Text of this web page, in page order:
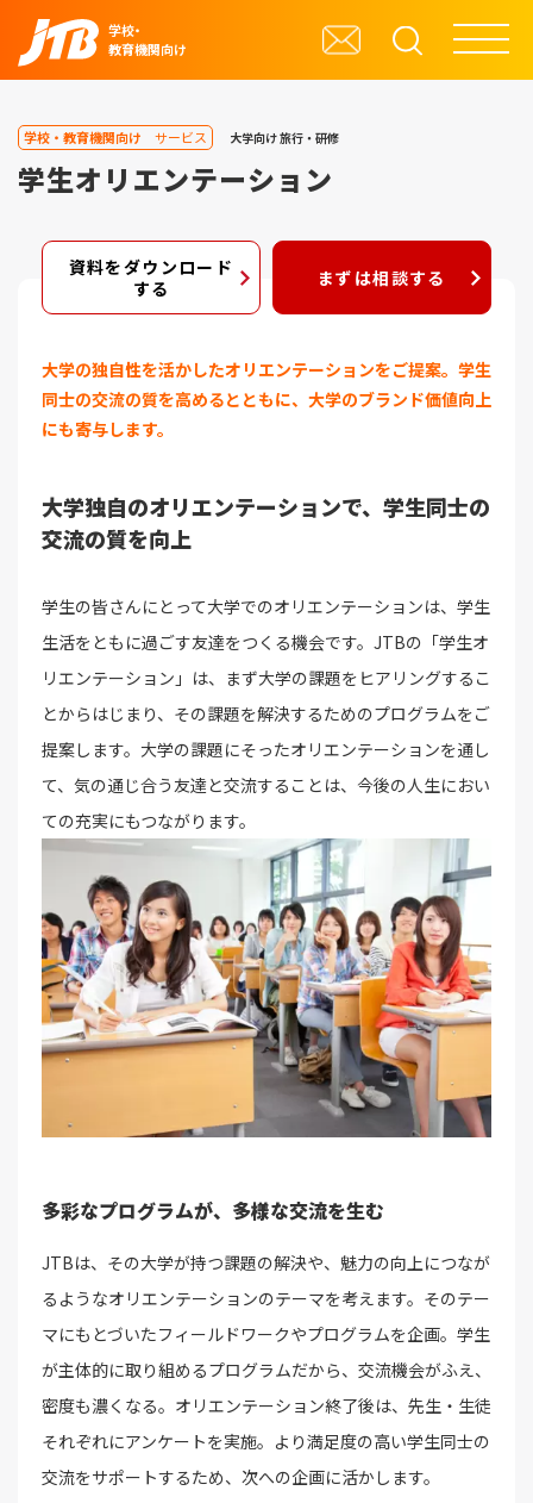
学校・
教育機関向け
学校・教育機関向け サービス 大学向け旅行・研修
学生オリエンテーション
資料をダウンロード
する
まずは相談する
大学の独自性を活かしたオリエンテーションをご提案。学生
同士の交流の質を高めるとともに、大学のブランド価値向上
にも寄与します。
大学独自のオリエンテーションで、学生同士の
交流の質を向上
学生の皆さんにとって大学でのオリエンテーションは、学生
生活をともに過ごす友達をつくる機会です。JTBの「学生オ
リエンテーション」は、まず大学の課題をヒアリングするこ
とからはじまり、その課題を解決するためのプログラムをご
提案します。大学の課題にそったオリエンテーションを通し
て、気の通じ合う友達と交流することは、今後の人生におい
ての充実にもつながります。
多彩なプログラムが、多様な交流を生む
JTBは、その大学が持つ課題の解決や、魅力の向上につなが
るようなオリエンテーションのテーマを考えます。そのテー
マにもとづいたフィールドワークやプログラムを企画。学生
が主体的に取り組めるプログラムだから、交流機会がふえ、
密度も濃くなる。オリエンテーション終了後は、先生・生徒
それぞれにアンケートを実施。より満足度の高い学生同士の
交流をサポートするため、次への企画に活かします。